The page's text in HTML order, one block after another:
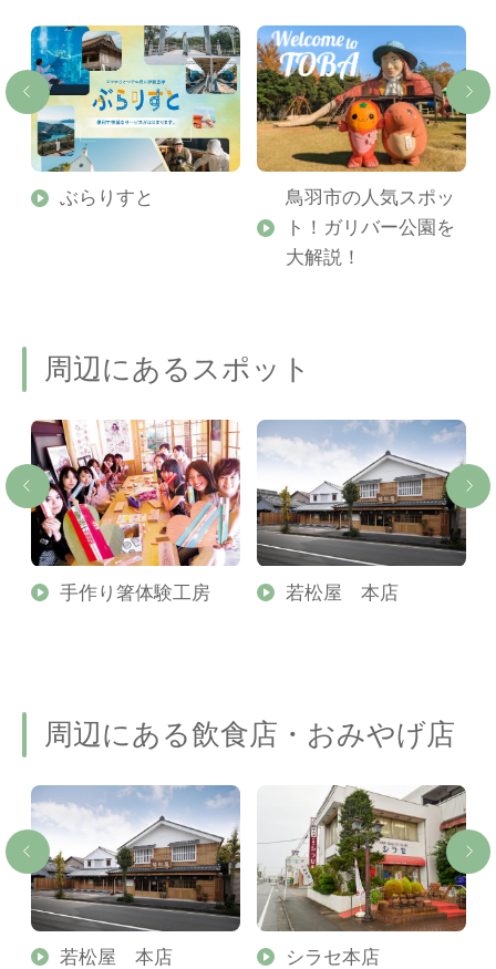
ぶらりすと
鳥羽市の人気スポッ
ト！ガリバー公園を
大解説！
周辺にあるスポット
手作り箸体験工房 若松屋 本店
周辺にある飲食店・おみやげ店
若松屋 本店 シラセ本店